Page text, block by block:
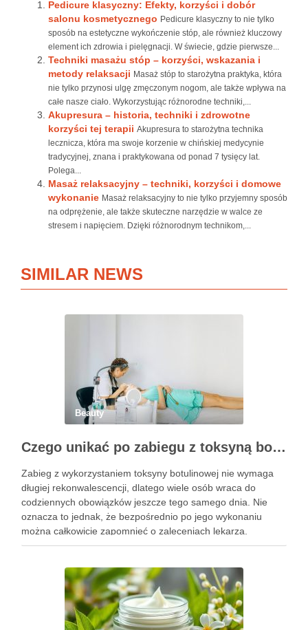
Pedicure klasyczny: Efekty, korzyści i dobór
salonu kosmetycznego Pedicure klasyczny to nie tylko
sposób na estetyczne wykończenie stóp, ale również kluczowy
element ich zdrowia i pielęgnacji. W świecie, gdzie pierwsze...
Techniki masażu stóp – korzyści, wskazania i
metody relaksacji Masaż stóp to starożytna praktyka, która
nie tylko przynosi ulgę zmęczonym nogom, ale także wpływa na
całe nasze ciało. Wykorzystując różnorodne techniki,...
Akupresura – historia, techniki i zdrowotne
korzyści tej terapii Akupresura to starożytna technika
lecznicza, która ma swoje korzenie w chińskiej medycynie
tradycyjnej, znana i praktykowana od ponad 7 tysięcy lat.
Polega...
Masaż relaksacyjny – techniki, korzyści i domowe
wykonanie Masaż relaksacyjny to nie tylko przyjemny sposób
na odprężenie, ale także skuteczne narzędzie w walce ze
stresem i napięciem. Dzięki różnorodnym technikom,...
SIMILAR NEWS
Beauty
Czego unikać po zabiegu z toksyną botulinową?
Zabieg z wykorzystaniem toksyny botulinowej nie wymaga
długiej rekonwalescencji, dlatego wiele osób wraca do
codziennych obowiązków jeszcze tego samego dnia. Nie
oznacza to jednak, że bezpośrednio po jego wykonaniu
można całkowicie zapomnieć o zaleceniach lekarza.
Pierwsze godziny i dni po zabiegu mają znaczenie dla